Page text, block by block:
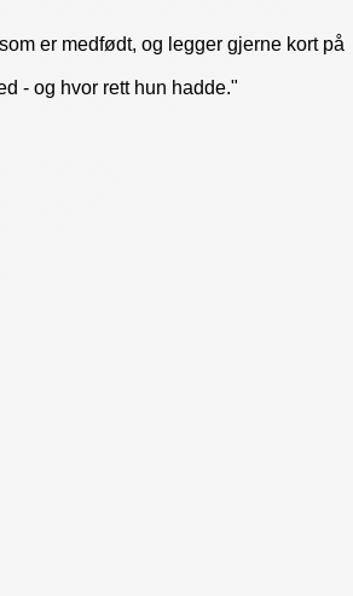
er medfødt, og legger gjerne kort på
- og hvor rett hun hadde."